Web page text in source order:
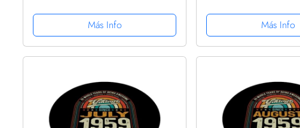
Más Info
IntercambiableMás Info